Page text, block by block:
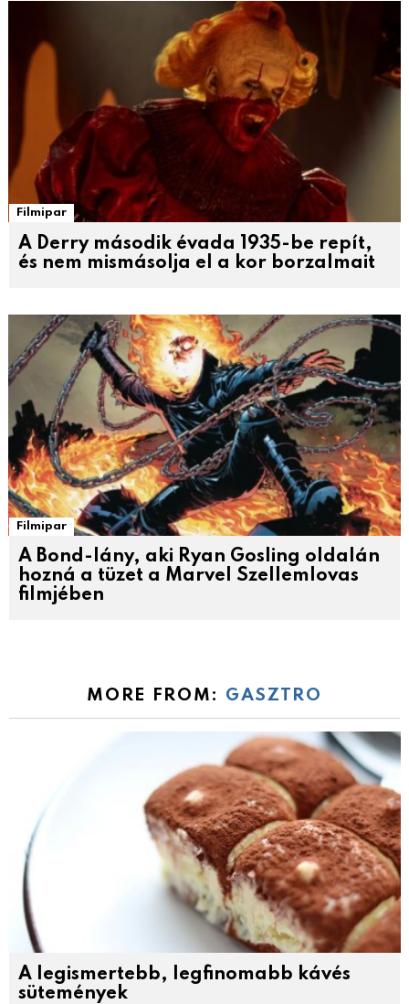
Filmipar
A Derry második évada 1935-be repít,
és nem mismásolja el a kor borzalmait
Filmipar
A Bond-lány, aki Ryan Gosling oldalán
hozná a tüzet a Marvel Szellemlovas
filmjében
MORE FROM: GASZTRO
A legismertebb, legfinomabb kávés
sütemények